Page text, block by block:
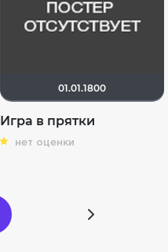
01.01.1800
Игра в прятки
нет оценки